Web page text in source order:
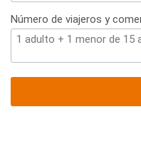
Número de viajeros y